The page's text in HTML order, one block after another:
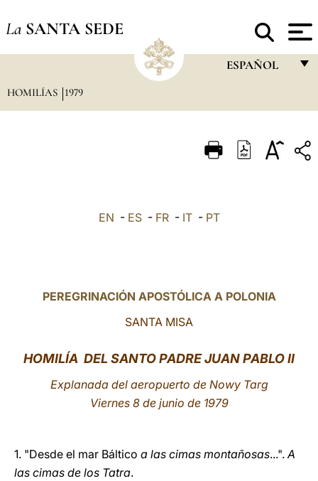
La SANTA SEDE
ESPAÑOL
ITALIANO
HOMILÍAS 1979
EN - ES- FR- IT- PT
PEREGRINACIÓN APOSTÓLICA A POLONIA
SANTA MISA
HOMILÍA DEL SANTO PADRE JUAN PABLO II
Explanada del aeropuerto de Nowy Targ
Viernes 8 de junio de 1979
1. "Desde el mar Báltico a las cimas montañosas...".A
las cimas de los Tatra.